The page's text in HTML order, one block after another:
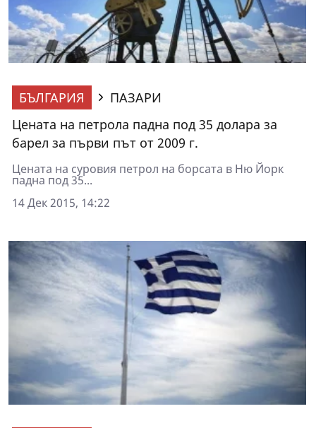
БЪЛГАРИЯ
ПАЗАРИ
Цената на петрола падна под 35 долара за
барел за първи път от 2009 г.
Цената на суровия петрол на борсата в Ню Йорк
падна под 35...
14 Дек 2015, 14:22